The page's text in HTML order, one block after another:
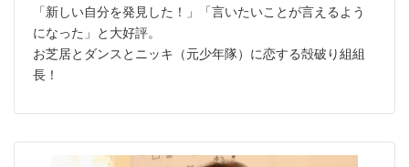
「新しい自分を発見した！」「言いたいことが言えるよう
になった」と大好評。
お芝居とダンスとニッキ（元少年隊）に恋する殻破り組組
長！